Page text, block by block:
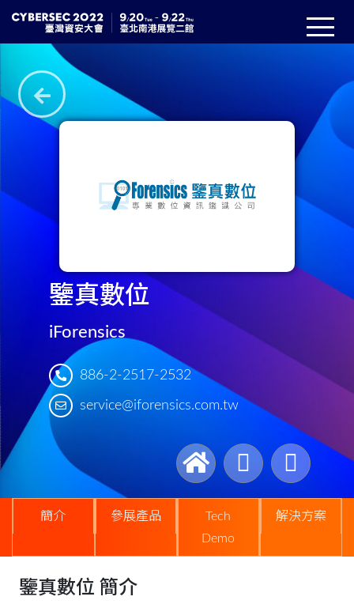
鑒真數位
iForensics
886-2-2517-2532
service@iforensics.com.tw
簡介 參展產品
Tech
Demo
解決方案
鑒真數位 簡介